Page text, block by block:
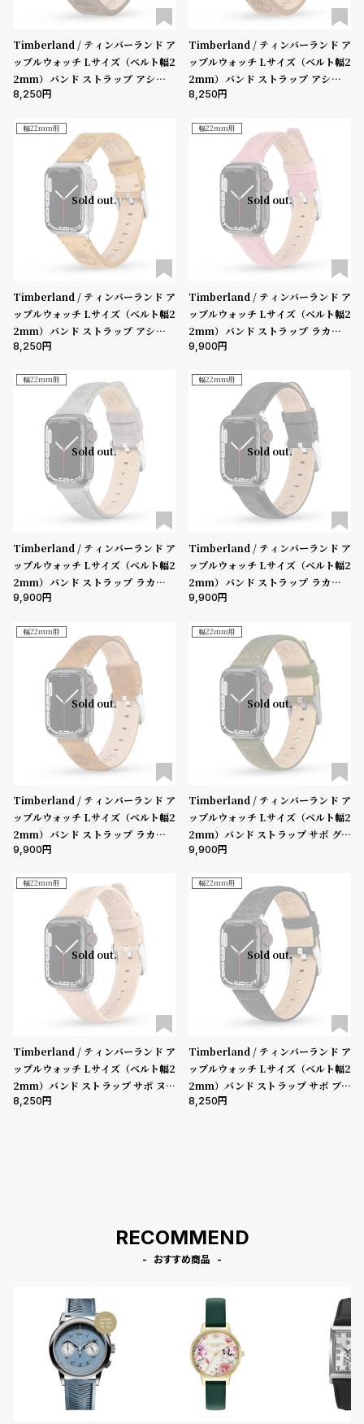
Timberland / ティンバーランド ア
ップルウォッチ Lサイズ（ベルト幅2
2mm）バンド ストラップ アシュビ
ーLサイズ サドルレザー ［対応ケー
mm、Ultra］
8,250
Timberland / ティンバーランド ア
ップルウォッチ Lサイズ（ベルト幅2
2mm）バンド ストラップ アシュビ
ー ダークブラウン レザー ［対応ケ
9mm、Ultra］
8,250
幅22mm用
Sold out.
Timberland / ティンバーランド ア
ップルウォッチ Lサイズ（ベルト幅2
2mm）バンド ストラップ アシュビ
ーLサイズ ウィートレザー ［対応ケ
9mm、Ultra］
8,250
幅22mm用
Sold out.
Timberland / ティンバーランド ア
ップルウォッチ Lサイズ（ベルト幅2
2mm）バンド ストラップ ラカンド
ン ピンク レザー ［対応ケース：44
ltra］
9,900
幅22mm用
Sold out.
Timberland / ティンバーランド ア
ップルウォッチ Lサイズ（ベルト幅2
2mm）バンド ストラップ ラカンド
ン グレー レザー ［対応ケース：44
ltra］
9,900
幅22mm用
Sold out.
Timberland / ティンバーランド ア
ップルウォッチ Lサイズ（ベルト幅2
2mm）バンド ストラップ ラカンド
ン ブラック レザー ［対応ケース：4
Ultra］
9,900
幅22mm用
Sold out.
Timberland / ティンバーランド ア
ップルウォッチ Lサイズ（ベルト幅2
2mm）バンド ストラップ ラカンド
ン ダークブラウン レザー ［対応ケ
9mm、Ultra］
9,900
幅22mm用
Sold out.
Timberland / ティンバーランド ア
ップルウォッチ Lサイズ（ベルト幅2
2mm）バンド ストラップ サポ グリ
ーン ファブリック ガン ［対応ケー
mm、Ultra］
9,900
幅22mm用
Sold out.
Timberland / ティンバーランド ア
ップルウォッチ Lサイズ（ベルト幅2
2mm）バンド ストラップ サポ ヌー
ド ファブリック ［対応ケース：44m
8,250
幅22mm用
Sold out.
Timberland / ティンバーランド ア
ップルウォッチ Lサイズ（ベルト幅2
2mm）バンド ストラップ サポ ブラ
ック ファブリック ［対応ケース：44
8,250
RECOMMEND
おすすめ商品